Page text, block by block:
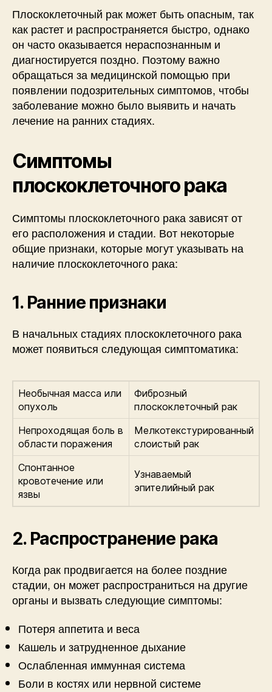
Плоскоклеточный рак может быть опасным, так
как растет и распространяется быстро, однако
он часто оказывается нераспознанным и
диагностируется поздно. Поэтому важно
обращаться за медицинской помощью при
появлении подозрительных симптомов, чтобы
заболевание можно было выявить и начать
лечение на ранних стадиях.
Симптомы
плоскоклеточного рака
Симптомы плоскоклеточного рака зависят от
его расположения и стадии. Вот некоторые
общие признаки, которые могут указывать на
наличие плоскоклеточного рака:
1. Ранние признаки
В начальных стадиях плоскоклеточного рака
может появиться следующая симптоматика:
Необычная масса или
опухоль
Фиброзный
плоскоклеточный рак
Непроходящая боль в
области поражения
Мелкотекстурированный
слоистый рак
Спонтанное
кровотечение или
язвы
Узнаваемый
эпителийный рак
2. Распространение рака
Когда рак продвигается на более поздние
стадии, он может распространиться на другие
органы и вызвать следующие симптомы:
Потеря аппетита и веса
Кашель и затрудненное дыхание
Ослабленная иммунная система
Боли в костях или нервной системе